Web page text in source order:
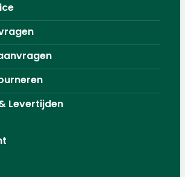
Levertijden